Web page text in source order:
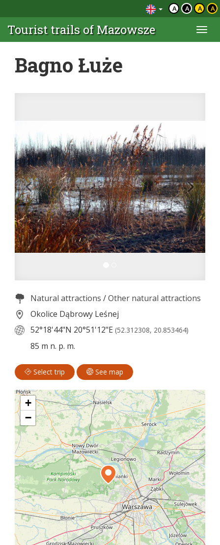
A A A A
Tourist trails of Mazowsze
Bagno Łuże
Natural attractions /Other natural attractions
Okolice Dąbrowy Leśnej
52°18'44"N 20°51'12"E (52.312308, 20.853464)
85 m n. p. m.
Select trip See map
+
−